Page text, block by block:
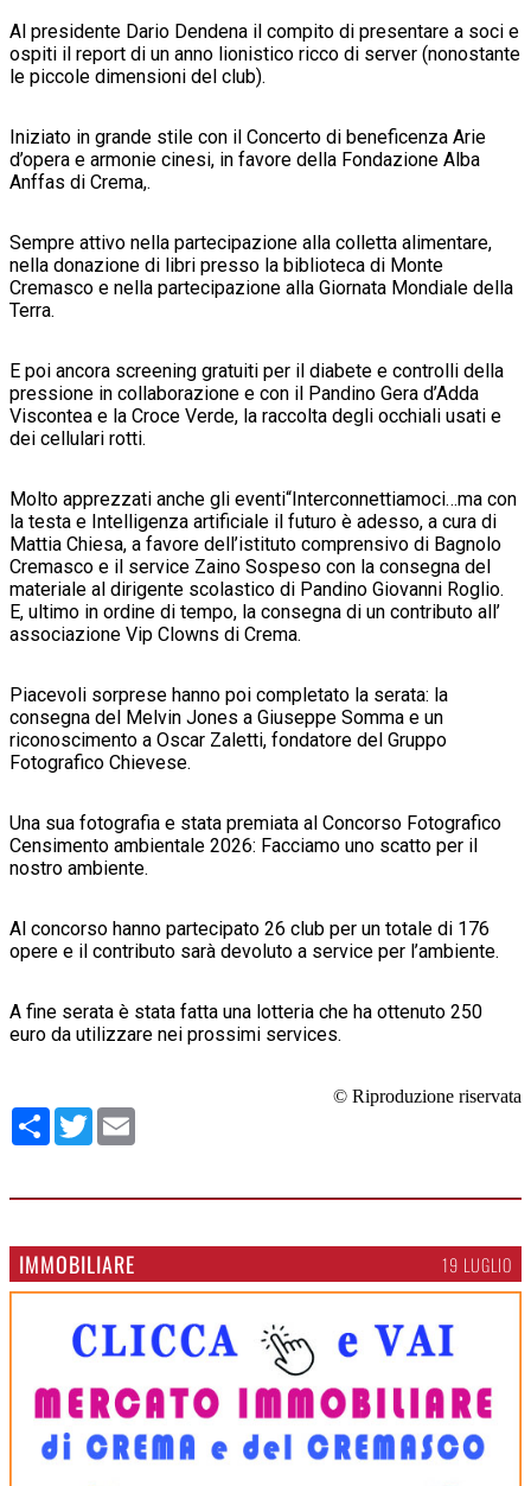
Al presidente Dario Dendena il compito di presentare a soci e
ospiti il report di un anno lionistico ricco di server (nonostante
le piccole dimensioni del club).
Iniziato in grande stile con il Concerto di beneficenza Arie
d’opera e armonie cinesi, in favore della Fondazione Alba
Anffas di Crema,.
Sempre attivo nella partecipazione alla colletta alimentare,
nella donazione di libri presso la biblioteca di Monte
Cremasco e nella partecipazione alla Giornata Mondiale della
Terra.
E poi ancora screening gratuiti per il diabete e controlli della
pressione in collaborazione e con il Pandino Gera d’Adda
Viscontea e la Croce Verde, la raccolta degli occhiali usati e
dei cellulari rotti.
Molto apprezzati anche gli eventi“Interconnettiamoci…ma con
la testa e Intelligenza artificiale il futuro è adesso, a cura di
Mattia Chiesa, a favore dell’istituto comprensivo di Bagnolo
Cremasco e il service Zaino Sospeso con la consegna del
materiale al dirigente scolastico di Pandino Giovanni Roglio.
E, ultimo in ordine di tempo, la consegna di un contributo all’
associazione Vip Clowns di Crema.
Piacevoli sorprese hanno poi completato la serata: la
consegna del Melvin Jones a Giuseppe Somma e un
riconoscimento a Oscar Zaletti, fondatore del Gruppo
Fotografico Chievese.
Una sua fotografia e stata premiata al Concorso Fotografico
Censimento ambientale 2026: Facciamo uno scatto per il
nostro ambiente.
Al concorso hanno partecipato 26 club per un totale di 176
opere e il contributo sarà devoluto a service per l’ambiente.
A fine serata è stata fatta una lotteria che ha ottenuto 250
euro da utilizzare nei prossimi services.
© Riproduzione riservata
Condividi
Twitter
IMMOBILIARE 19 LUGLIO